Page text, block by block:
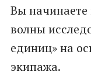
Вы начинаете
волны
единиц» на
экипажа.